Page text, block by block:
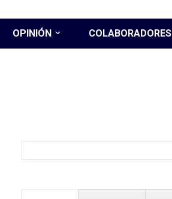
OPINIÓN COLABORADORES